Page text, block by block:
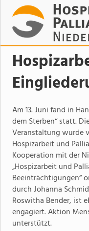
Am 13. Juni fand in
dem Sterben“ statt.
Veranstaltung wurde
Hospizarbeit und
Kooperation mit der
„Hospizarbeit und
Beeinträchtigungen“
durch Johanna
Roswitha Bender, ist
engagiert. Aktion
unterstützt.